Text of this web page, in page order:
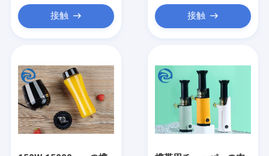
立場のミキサー
スマートな空気フライ鍋
家のコーヒー機械
泡水機械
トースターおよびトースターのオーブン
接触 接触